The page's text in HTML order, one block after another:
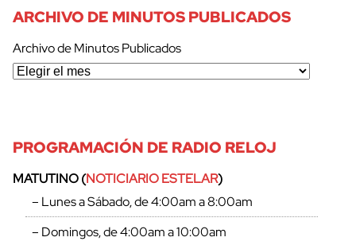
ARCHIVO DE MINUTOS PUBLICADOS
Archivo de Minutos Publicados
PROGRAMACIÓN DE RADIO RELOJ
MATUTINO (NOTICIARIO ESTELAR)
– Lunes a Sábado, de 4:00am a 8:00am
– Domingos, de 4:00am a 10:00am